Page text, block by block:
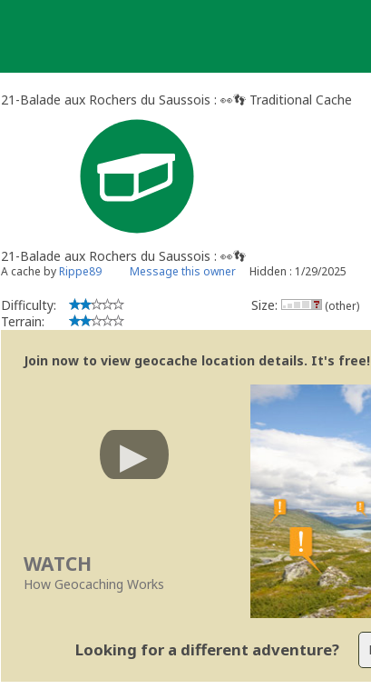
21-Balade aux Rochers du Saussois : 👀👣 Traditional Cache
21-Balade aux Rochers du Saussois : 👀👣
A cache byRippe89 Message this owner Hidden : 1/29/2025
Difficulty:
Terrain:
Size: (other)
Join now to view geocache location details. It's free!
WATCH
How Geocaching Works
Looking for a different adventure?